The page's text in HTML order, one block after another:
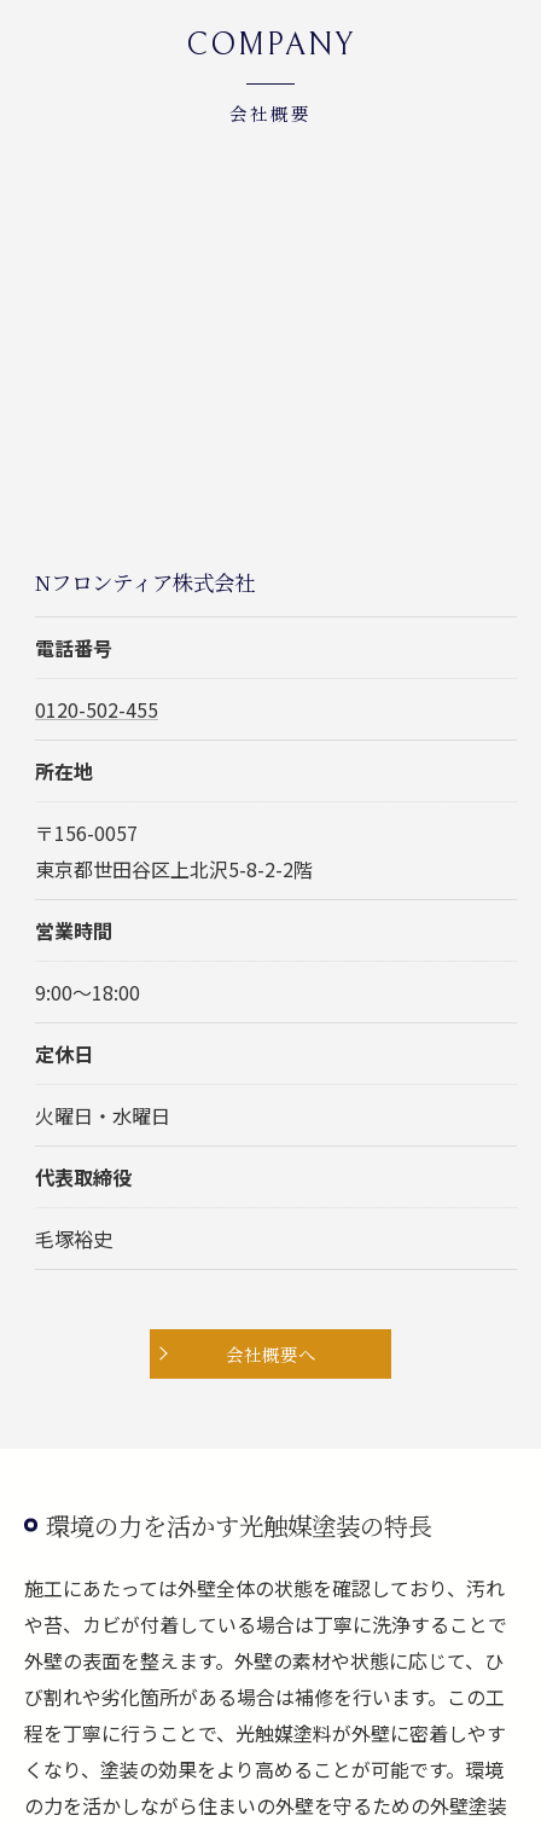
COMPANY
会社概要
Nフロンティア株式会社
電話番号
0120-502-455
所在地
〒156-0057
東京都世田谷区上北沢5-8-2-2階
営業時間
9:00～18:00
定休日
火曜日・水曜日
代表取締役
毛塚裕史
会社概要へ
環境の力を活かす光触媒塗装の特長
施工にあたっては外壁全体の状態を確認しており、汚れ
や苔、カビが付着している場合は丁寧に洗浄することで
外壁の表面を整えます。外壁の素材や状態に応じて、ひ
び割れや劣化箇所がある場合は補修を行います。この工
程を丁寧に行うことで、光触媒塗料が外壁に密着しやす
くなり、塗装の効果をより高めることが可能です。環境
の力を活かしながら住まいの外壁を守るための外壁塗装